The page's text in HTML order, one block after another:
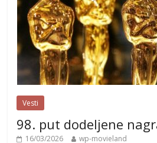
Vesti
98. put dodeljene
16/03/2026 wp-movieland